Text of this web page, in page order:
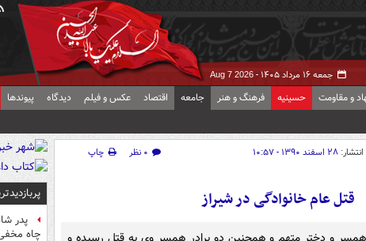
جمعه ۱۶ مرداد ۱۴۰۵ - Aug 7 2026
و مقاومت حسینیه فرهنگ و هنر جامعه اقتصاد عکس و فیلم دیدگاه پیوندها
۲۸ اسفند ۱۳۹۰ - ۱۰:۵۷ ۰ نظر
چاپ
قتل عام خانوادگی در شیراز
پدر
چاه